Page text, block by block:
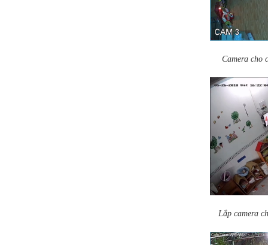
Camera cho
Lắp camera